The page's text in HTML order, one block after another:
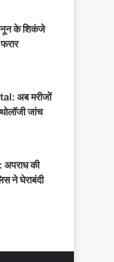
के शिकंजे
अब मरीजों
जांच
की
ने घेराबंदी